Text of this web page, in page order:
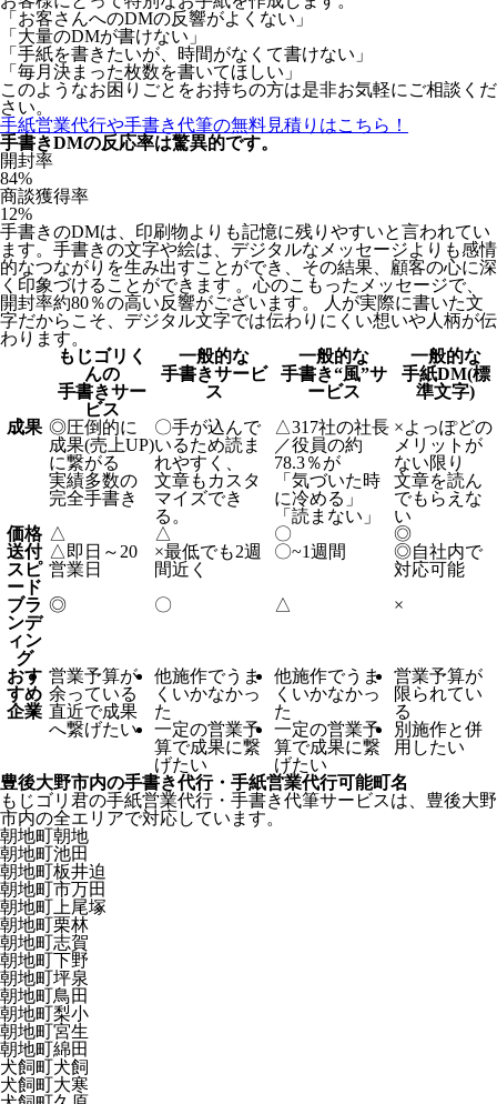
「お客さんへのDMの反響がよくない」
「大量のDMが書けない」
「手紙を書きたいが、時間がなくて書けない」
「毎月決まった枚数を書いてほしい」
このようなお困りごとをお持ちの方は是非お気軽にご相談くだ
さい。
手紙営業代行や手書き代筆の無料見積りはこちら！
手書きDMの反応率は驚異的です。
開封率
84%
商談獲得率
12%
手書きのDMは、印刷物よりも記憶に残りやすいと言われてい
ます。手書きの文字や絵は、デジタルなメッセージよりも感情
的なつながりを生み出すことができ、その結果、顧客の心に深
く印象づけることができます 。心のこもったメッセージで、
開封率約80％の高い反響がございます。 人が実際に書いた文
字だからこそ、デジタル文字では伝わりにくい想いや人柄が伝
わります。
もじゴリく
んの
手書きサー
ビス
一般的な
手書きサービ
ス
一般的な
手書き“風”サ
ービス
一般的な
手紙DM(標
準文字)
成果 ◎圧倒的に
成果(売上UP)
に繋がる
実績多数の
完全手書き
〇手が込んで
いるため読ま
れやすく、
文章もカスタ
マイズでき
る。
△317社の社長
／役員の約
78.3％が
「気づいた時
に冷める」
「読まない」
×よっぽどの
メリットが
ない限り
文章を読ん
でもらえな
い
価格 △ △ 〇
◎
送付
スピ
ード
△ 即日～20
営業日
×最低でも2週
間近く
〇~1週間 ◎自社内で
対応可能
ブラ
ンデ
ィン
グ
◎ 〇 △ ×
おす
すめ
企業
営業予算が
余っている
直近で成果
へ繋げたい
他施作でうま
くいかなかっ
た
一定の営業予
算で成果に繋
げたい
他施作でうま
くいかなかっ
た
一定の営業予
算で成果に繋
げたい
営業予算が
限られてい
る
別施作と併
用したい
豊後大野市内の手書き代行・手紙営業代行可能町名
もじゴリ君の手紙営業代行・手書き代筆サービスは、豊後大野
市内の全エリアで対応しています。
朝地町朝地
朝地町池田
朝地町板井迫
朝地町市万田
朝地町上尾塚
朝地町栗林
朝地町志賀
朝地町下野
朝地町坪泉
朝地町鳥田
朝地町梨小
朝地町宮生
朝地町綿田
犬飼町犬飼
犬飼町大寒